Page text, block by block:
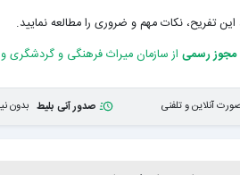
این تفریح، نکات مهم و ضروری را مطالعه نمایید.
مجوز رسمی از سازمان میراث فرهنگی و
آنلاین و تلفنی صدور آنی بلیط بدون